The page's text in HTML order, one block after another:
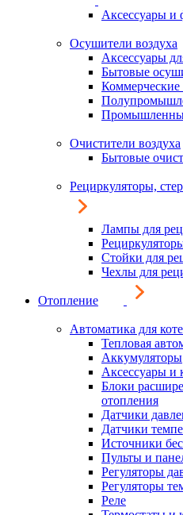
Аксессуары и
Осушители воздуха
Аксессуары
Бытовые
Коммерческие
Очистители воздуха
Бытовые
Рециркуляторы,
Лампы для
Стойки для
Чехлы для
Отопление
Автоматика для
Тепловая
Аккумуляторы
Аксессуары и
Блоки
отопления
Датчики
Датчики
Источники
Пульты и
Регуляторы
Регуляторы
Реле